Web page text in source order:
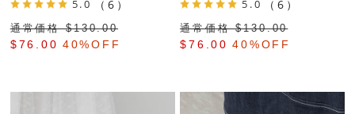
5.0 （6）
通常価格 $‌130.00
$‌76.00 40%OFF
5.0 （6）
通常価格 $‌130.00
$‌76.00 40%OFF